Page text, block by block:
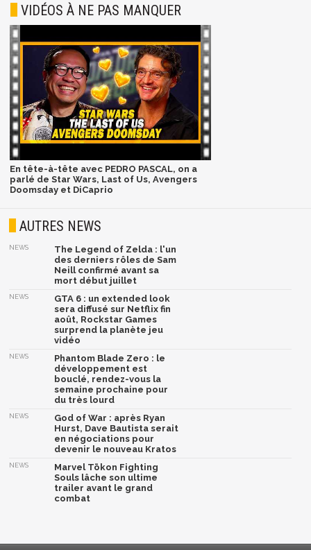
VIDÉOS À NE PAS MANQUER
En tête-à-tête avec PEDRO PASCAL, on a
parlé de Star Wars, Last of Us, Avengers
Doomsday et DiCaprio
AUTRES NEWS
NEWS
The Legend of Zelda : l'un
des derniers rôles de Sam
Neill confirmé avant sa
mort début juillet
NEWS
GTA 6 : un extended look
sera diffusé sur Netflix fin
août, Rockstar Games
surprend la planète jeu
vidéo
NEWS
Phantom Blade Zero : le
développement est
bouclé, rendez-vous la
semaine prochaine pour
du très lourd
NEWS
God of War : après Ryan
Hurst, Dave Bautista serait
en négociations pour
devenir le nouveau Kratos
NEWS
Marvel Tōkon Fighting
Souls lâche son ultime
trailer avant le grand
combat